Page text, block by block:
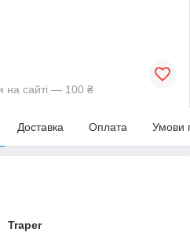
на сайті — 100 ₴
Доставка Оплата Умови
Traper